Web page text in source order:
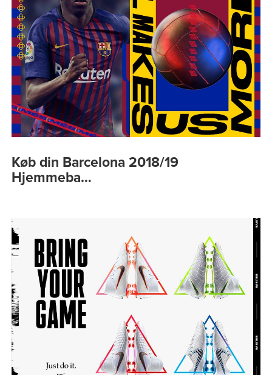
Køb din Barcelona 2018/19
Hjemmeba…